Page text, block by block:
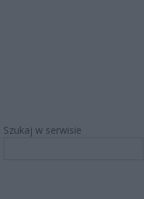
Szukaj w serwisie